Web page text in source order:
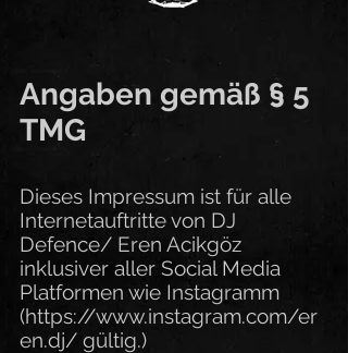
Angaben gemäß § 5
TMG
Dieses Impressum ist für alle
Internetauftritte von DJ
Defence/ Eren Acikgöz
inklusiver aller Social Media
Platformen wie Instagramm
(https://www.instagram.com/er
en.dj/ gültig.)